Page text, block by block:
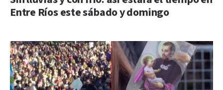
Entre Ríos este sábado y domingo